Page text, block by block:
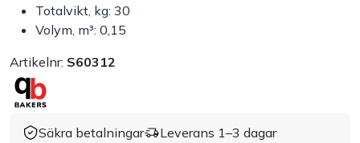
Varumärken
Outlet
Om Bakers
Totalvikt, kg: 30
Volym, m³: 0,15
Artikelnr: S60312
Säkra betalningar
Leverans 1–3 dagar